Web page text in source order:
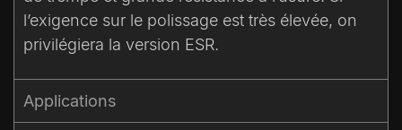
l’exigence sur le polissage est très élevée, on
privilégiera la version ESR.
Applications